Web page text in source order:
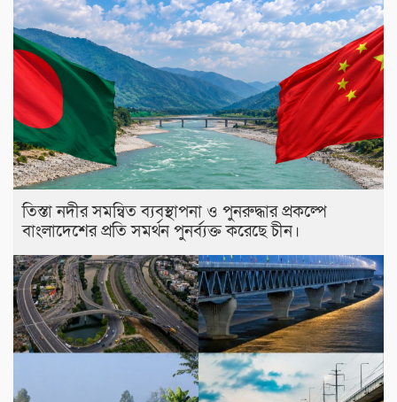
তিস্তা নদীর সমন্বিত ব্যবস্থাপনা ও পুনরুদ্ধার প্রকল্পে
বাংলাদেশের প্রতি সমর্থন পুনর্ব্যক্ত করেছে চীন।